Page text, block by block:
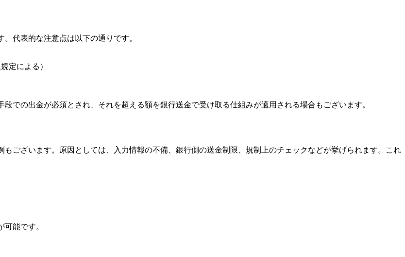
代表的な注意点は以下の通りです。
定による）
での出金が必須とされ、それを超える額を銀行送金で受け取る仕組みが適用される場合もございます。
ございます。原因としては、入力情報の不備、銀行側の送金制限、規制上のチェックなどが挙げられます。これ
能です。